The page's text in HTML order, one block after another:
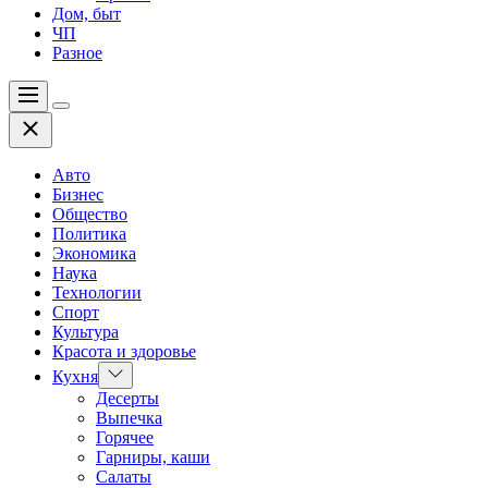
Дом, быт
ЧП
Разное
Меню
Цвет
Закрыть
Авто
Бизнес
Общество
Политика
Экономика
Наука
Технологии
Спорт
Культура
Красота и здоровье
Кухня Показать
подменю
Десерты
Выпечка
Горячее
Гарниры, каши
Салаты